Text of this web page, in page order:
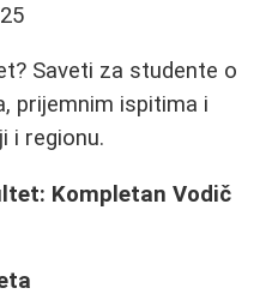
Saveti za studente o
prijemnim ispitima i
i regionu.
Kompletan Vodič